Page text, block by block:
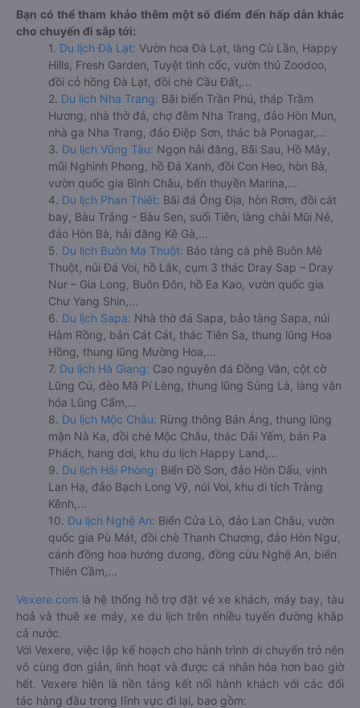
Bạn có thể tham khảo thêm một số điểm đến hấp dẫn khác
cho chuyến đi sắp tới:
1. Du lịch Đà Lạt: Vườn hoa Đà Lạt, làng Cù Lần, Happy
Hills, Fresh Garden, Tuyệt tình cốc, vườn thú Zoodoo,
đồi cỏ hồng Đà Lạt, đồi chè Cầu Đất,...
2. Du lịch Nha Trang: Bãi biển Trần Phú, tháp Trầm
Hương, nhà thờ đá, chợ đêm Nha Trang, đảo Hòn Mun,
nhà ga Nha Trang, đảo Điệp Sơn, thác bà Ponagar,...
3. Du lịch Vũng Tàu: Ngọn hải đăng, Bãi Sau, Hồ Mây,
mũi Nghinh Phong, hồ Đá Xanh, đồi Con Heo, hòn Bà,
vườn quốc gia Bình Châu, bến thuyền Marina,...
4. Du lịch Phan Thiết: Bãi đá Ông Địa, hòn Rơm, đồi cát
bay, Bàu Trắng - Bàu Sen, suối Tiên, làng chài Mũi Né,
đảo Hòn Bà, hải đăng Kê Gà,...
5. Du lịch Buôn Ma Thuột: Bảo tàng cà phê Buôn Mê
Thuột, núi Đá Voi, hồ Lắk, cụm 3 thác Dray Sap – Dray
Nur – Gia Long, Buôn Đôn, hồ Ea Kao, vườn quốc gia
Chư Yang Shin,...
6. Du lịch Sapa: Nhà thờ đá Sapa, bảo tàng Sapa, núi
Hàm Rồng, bản Cát Cát, thác Tiên Sa, thung lũng Hoa
Hồng, thung lũng Mường Hoa,...
7. Du lịch Hà Giang: Cao nguyên đá Đồng Văn, cột cờ
Lũng Cú, đèo Mã Pí Lèng, thung lũng Sủng Là, làng văn
hóa Lũng Cẩm,...
8. Du lịch Mộc Châu: Rừng thông Bản Áng, thung lũng
mận Nà Ka, đồi chè Mộc Châu, thác Dải Yếm, bản Pa
Phách, hang dơi, khu du lịch Happy Land,...
9. Du lịch Hải Phòng: Biển Đồ Sơn, đảo Hòn Dấu, vịnh
Lan Hạ, đảo Bạch Long Vỹ, núi Voi, khu di tích Tràng
Kênh,...
10. Du lịch Nghệ An: Biển Cửa Lò, đảo Lan Châu, vườn
quốc gia Pù Mát, đồi chè Thanh Chương, đảo Hòn Ngư,
cánh đồng hoa hướng dương, đồng cừu Nghệ An, biển
Thiên Cầm,...
Vexere.com là hệ thống hỗ trợ đặt vé xe khách, máy bay, tàu
hoả và thuê xe máy, xe du lịch trên nhiều tuyến đường khắp
cả nước.
Với Vexere, việc lập kế hoạch cho hành trình di chuyển trở nên
vô cùng đơn giản, linh hoạt và được cá nhân hóa hơn bao giờ
hết. Vexere hiện là nền tảng kết nối hành khách với các đối
tác hàng đầu trong lĩnh vực đi lại, bao gồm: